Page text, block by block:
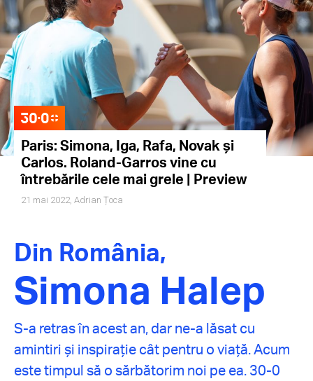
Paris: Simona, Iga, Rafa, Novak și
Carlos. Roland-Garros vine cu
întrebările cele mai grele | Preview
21 mai 2022, Adrian Țoca
Din România,
Simona Halep
S-a retras în acest an, dar ne-a lăsat cu
amintiri și inspirație cât pentru o viață. Acum
este timpul să o sărbătorim noi pe ea. 30-0